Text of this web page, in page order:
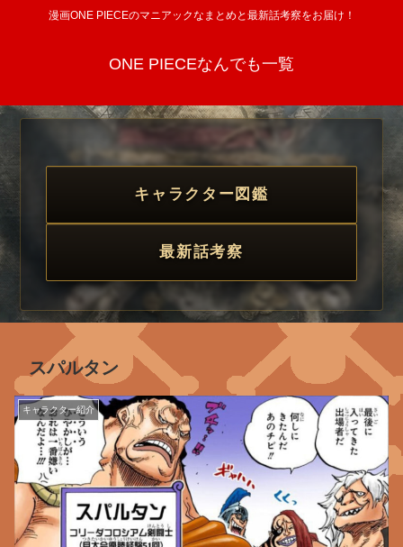
漫画ONE PIECEのマニアックなまとめと最新話考察をお届け！
ONE PIECEなんでも一覧
キャラクター図鑑
最新話考察
スパルタン
キャラクター紹介